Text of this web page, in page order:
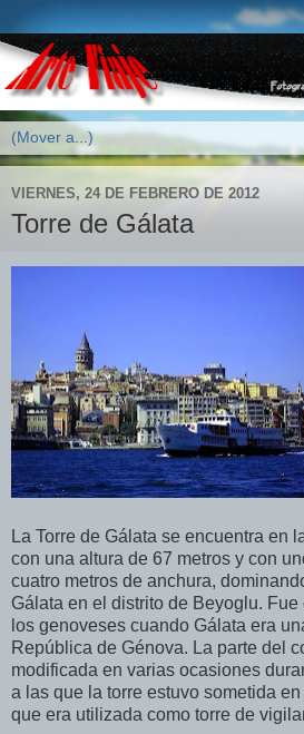
VIERNES, 24 DE FEBRERO DE 2012
Torre de Gálata
La Torre de Gálata se encuentra en
con una altura de 67 metros y con
cuatro metros de anchura,
Gálata en el distrito de Beyoglu.
los genoveses cuando Gálata era
República de Génova. La parte del
modificada en varias ocasiones
a las que la torre estuvo sometida
que era utilizada como torre de